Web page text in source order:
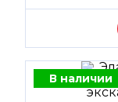
В наличии